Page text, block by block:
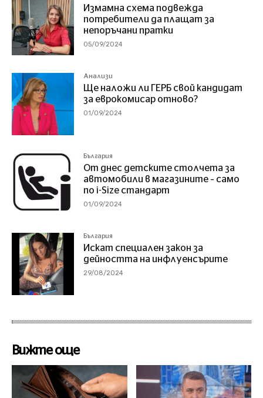
Измамна схема подвежда
потребители да плащат за
непоръчани пратки
05/09/2024
Анализи
Ще наложи ли ГЕРБ свой кандидат
за еврокомисар отново?
01/09/2024
България
От днес детските столчета за
автомобили в магазините – само
по i-Size стандарт
01/09/2024
България
Искат специален закон за
дейността на инфлуенсърите
29/08/2024
Вижте още